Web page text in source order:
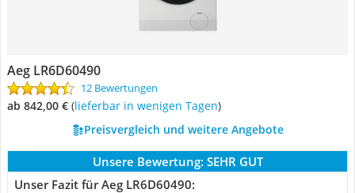
Aeg LR6D60490
12 Bewertungen
ab 842,00 € ( Lieferbar in wenigen Tagen)
Preisvergleich und weitere Angebote
Unsere Bewertung: SEHR GUT
Unser Fazit für Aeg LR6D60490: